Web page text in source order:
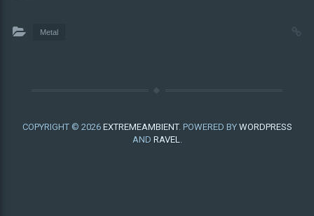
Metal
COPYRIGHT © 2026 EXTREMEAMBIENT. POWERED BY WORDPRESS
AND RAVEL.